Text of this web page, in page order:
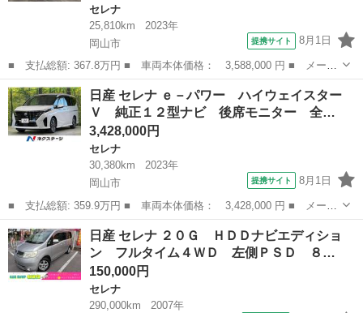
セレナ
25,810km
2023年
岡山市
提携サイト 8月1日
■ 支払総額: 367.8万円 ■ 車両本体価格： 3,588,000 円 ■ メーカ
ー名： 日産 ■ 車種名： セレナ ■ グレード名： ｅ－パワー
ハイウェイスターＶ １年保証付・禁煙車・アラウンドビューモニタ
ー・イン...
岡山 岡山市 セレナ
日産 セレナ ｅ－パワー ハイウェイスター
Ｖ 純正１２型ナビ 後席モニター 全…
3,428,000円
セレナ
30,380km
2023年
岡山市
提携サイト 8月1日
■ 支払総額: 359.9万円 ■ 車両本体価格： 3,428,000 円 ■ メーカ
ー名： 日産 ■ 車種名： セレナ ■ グレード名： ｅ－パワー
ハイウェイスターＶ 純正１２型ナビ 後席モニター 全周囲カメ
ラ 両側電...
岡山 岡山市 セレナ
日産 セレナ ２０Ｇ ＨＤＤナビエディショ
ン フルタイム４ＷＤ 左側ＰＳＤ ８…
150,000円
セレナ
290,000km
2007年